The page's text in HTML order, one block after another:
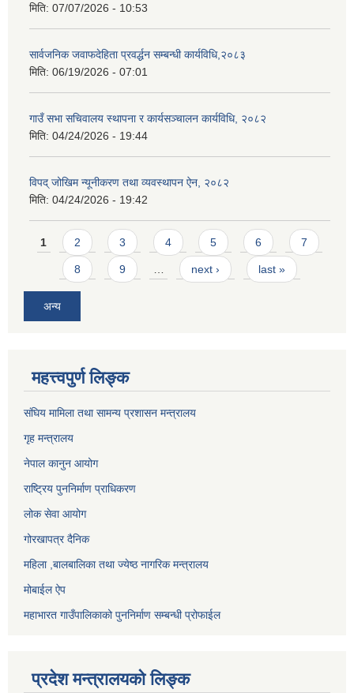
मिति: 07/07/2026 - 10:53
सार्वजनिक जवाफदेहिता प्रवर्द्धन सम्बन्धी कार्यविधि,२०८३
मिति: 06/19/2026 - 07:01
गाउँ सभा सचिवालय स्थापना र कार्यसञ्चालन कार्यविधि, २०८२
मिति: 04/24/2026 - 19:44
विपद् जोखिम न्यूनीकरण तथा व्यवस्थापन ऐन, २०८२
मिति: 04/24/2026 - 19:42
Pages
1 2 3 4 5 6 7
8 9 next › last »
अन्य
महत्त्वपुर्ण लिङ्क
संघिय मामिला तथा सामन्य प्रशासन मन्त्रालय
गृह मन्त्रालय
नेपाल कानुन आयोग
राष्ट्रिय पुननिर्माण प्राधिकरण
लोक सेवा आयोग
गोरखापत्र दैनिक
महिला ,बालबालिका तथा ज्येष्ठ नागरिक मन्त्रालय
मोबाईल ऐप
महाभारत गाउँपालिकाको पुननिर्माण सम्बन्धी प्रोफाईल
प्रदेश मन्त्रालयको लिङ्क